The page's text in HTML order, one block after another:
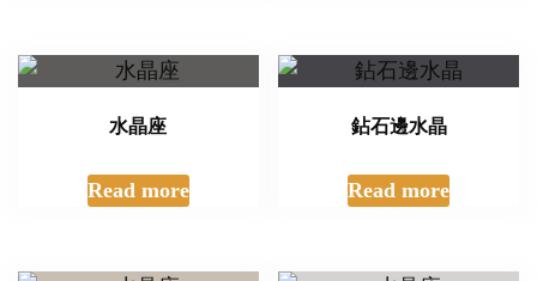
水晶座
Read more
鉆石邊水晶
Read more